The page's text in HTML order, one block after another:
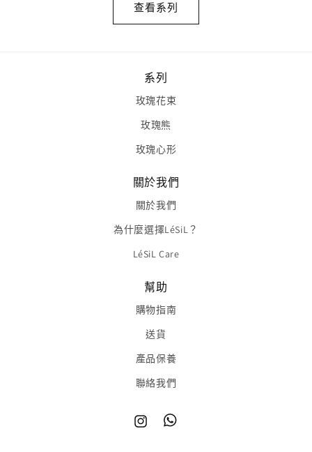
查看系列
系列
玫瑰花束
玫瑰熊
玫瑰心形
關於我們
關於我們
為什麼選擇LéSiL？
LéSiL Care
幫助
購物指南
送貨
產品保養
聯絡我們
InstagramTikTok